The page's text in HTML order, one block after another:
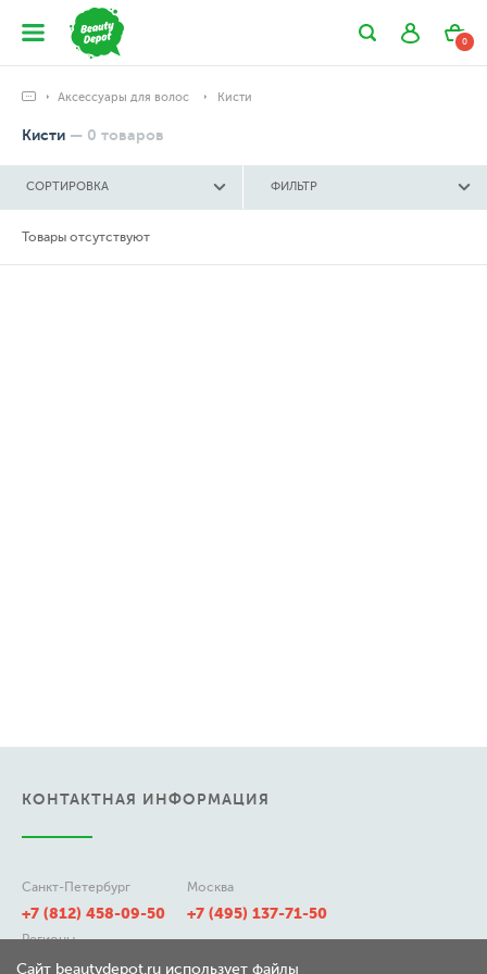
0
Аксессуары для волос Кисти
Кисти — 0 товаров
СОРТИРОВКА ФИЛЬТР
Товары отсутствуют
КОНТАКТНАЯ ИНФОРМАЦИЯ
Санкт-Петербург
+7 (812) 458-09-50
Москва
+7 (495) 137-71-50
Регионы
8 (800) 511-21-50
Сайт beautydepot.ru использует файлы